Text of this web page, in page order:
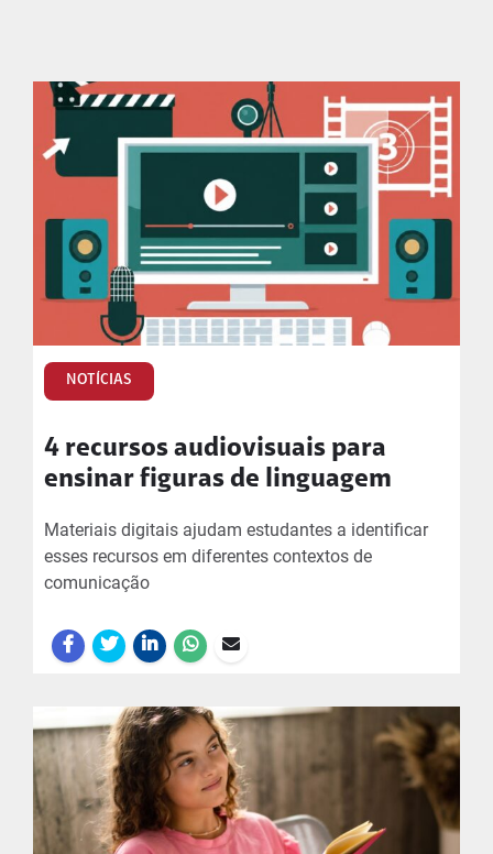
NOTÍCIAS
4 recursos audiovisuais para
ensinar figuras de linguagem
Materiais digitais ajudam estudantes a identificar
esses recursos em diferentes contextos de
comunicação